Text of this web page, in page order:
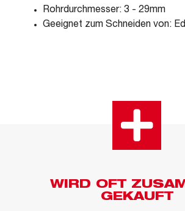
Rohrdurchmesser: 3 - 29mm
Geeignet zum Schneiden von:
WIRD OFT
GEKAUFT